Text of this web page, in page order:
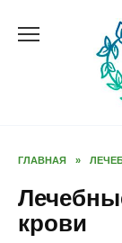
ГЛАВНАЯ »
крови